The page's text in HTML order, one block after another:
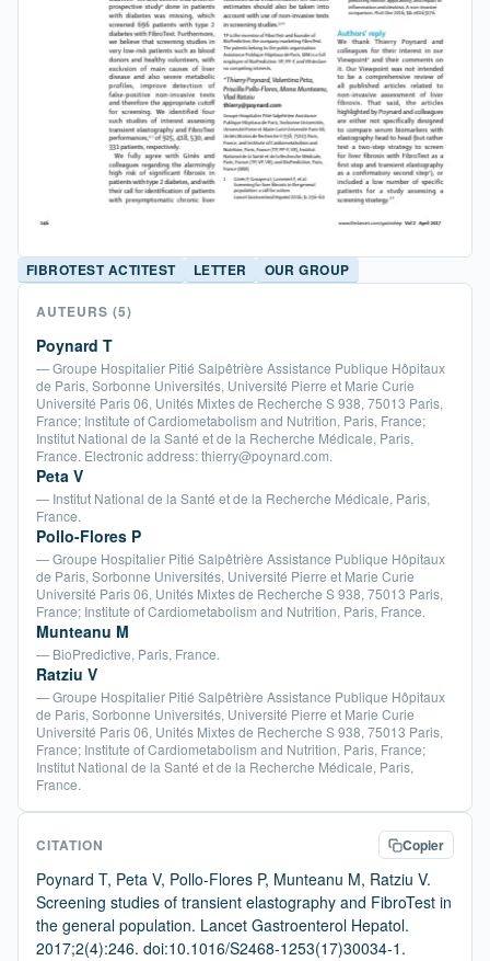
FIBROTEST ACTITEST LETTER OUR GROUP
AUTEURS (5)
Poynard T
— Groupe Hospitalier Pitié Salpêtrière Assistance Publique Hôpitaux
de Paris, Sorbonne Universités, Université Pierre et Marie Curie
Université Paris 06, Unités Mixtes de Recherche S 938, 75013 Paris,
France; Institute of Cardiometabolism and Nutrition, Paris, France;
Institut National de la Santé et de la Recherche Médicale, Paris,
France. Electronic address: thierry@poynard.com.
Peta V
— Institut National de la Santé et de la Recherche Médicale, Paris,
France.
Pollo-Flores P
— Groupe Hospitalier Pitié Salpêtrière Assistance Publique Hôpitaux
de Paris, Sorbonne Universités, Université Pierre et Marie Curie
Université Paris 06, Unités Mixtes de Recherche S 938, 75013 Paris,
France; Institute of Cardiometabolism and Nutrition, Paris, France.
Munteanu M
— BioPredictive, Paris, France.
Ratziu V
— Groupe Hospitalier Pitié Salpêtrière Assistance Publique Hôpitaux
de Paris, Sorbonne Universités, Université Pierre et Marie Curie
Université Paris 06, Unités Mixtes de Recherche S 938, 75013 Paris,
France; Institute of Cardiometabolism and Nutrition, Paris, France;
Institut National de la Santé et de la Recherche Médicale, Paris,
France.
CITATION Copier
Poynard T, Peta V, Pollo-Flores P, Munteanu M, Ratziu V.
Screening studies of transient elastography and FibroTest in
the general population. Lancet Gastroenterol Hepatol.
2017;2(4):246. doi:10.1016/S2468-1253(17)30034-1.